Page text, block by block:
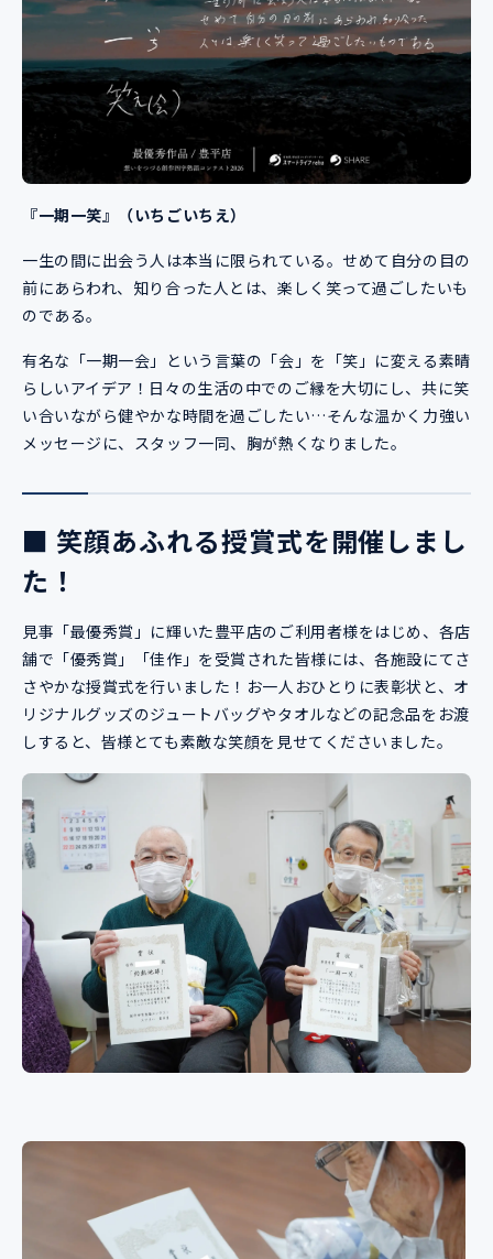
『一期一笑』（いちごいちえ）
一生の間に出会う人は本当に限られている。せめて自分の目の
前にあらわれ、知り合った人とは、楽しく笑って過ごしたいも
のである。
有名な「一期一会」という言葉の「会」を「笑」に変える素晴
らしいアイデア！日々の生活の中でのご縁を大切にし、共に笑
い合いながら健やかな時間を過ごしたい…そんな温かく力強い
メッセージに、スタッフ一同、胸が熱くなりました。
■ 笑顔あふれる授賞式を開催しまし
た！
見事「最優秀賞」に輝いた豊平店のご利用者様をはじめ、各店
舗で「優秀賞」「佳作」を受賞された皆様には、各施設にてさ
さやかな授賞式を行いました！お一人おひとりに表彰状と、オ
リジナルグッズのジュートバッグやタオルなどの記念品をお渡
しすると、皆様とても素敵な笑顔を見せてくださいました。